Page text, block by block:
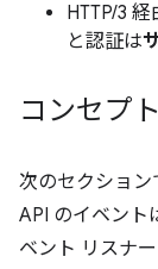
HTTP/3
と認証は
コンセプト
次のセクショ
API のイベント
ベント リスナ